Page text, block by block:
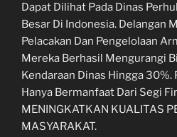
Dapat Dilihat Pada Dinas
Besar Di Indonesia. Delangan
Pelacakan Dan Pengelolaan
Mereka Berhasil Mengurangi
Kendaraan Dinas Hingga 30%.
Hanya Bermanfaat Dari Segi
MENINGKATKAN KUALITAS
MASYARAKAT.